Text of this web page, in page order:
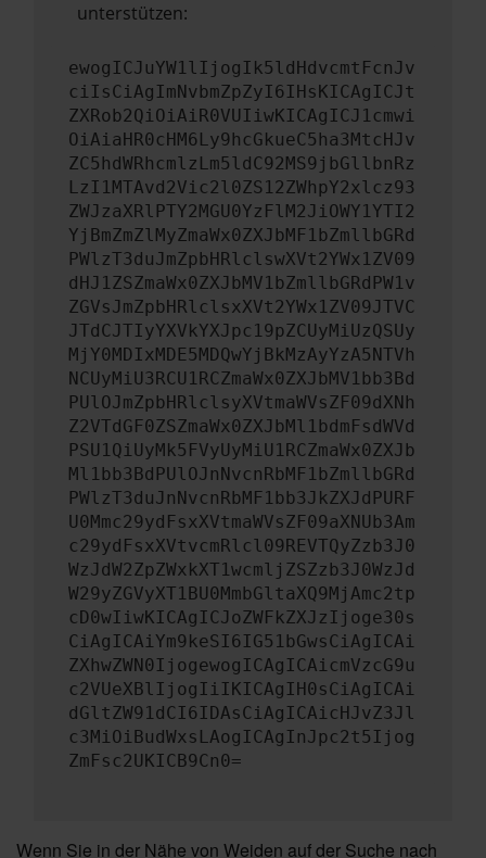
unterstützen:
ewogICJuYW1lIjogIk5ldHdvcmtFcnJv
ciIsCiAgImNvbmZpZyI6IHsKICAgICJt
ZXRob2QiOiAiR0VUIiwKICAgICJ1cmwi
OiAiaHR0cHM6Ly9hcGkueC5ha3MtcHJv
ZC5hdWRhcmlzLm5ldC92MS9jbGllbnRz
LzI1MTAvd2Vic2l0ZS12ZWhpY2xlcz93
ZWJzaXRlPTY2MGU0YzFlM2JiOWY1YTI2
YjBmZmZlMyZmaWx0ZXJbMF1bZmllbGRd
PWlzT3duJmZpbHRlclswXVt2YWx1ZV09
dHJ1ZSZmaWx0ZXJbMV1bZmllbGRdPW1v
ZGVsJmZpbHRlclsxXVt2YWx1ZV09JTVC
JTdCJTIyYXVkYXJpc19pZCUyMiUzQSUy
MjY0MDIxMDE5MDQwYjBkMzAyYzA5NTVh
NCUyMiU3RCU1RCZmaWx0ZXJbMV1bb3Bd
PUlOJmZpbHRlclsyXVtmaWVsZF09dXNh
Z2VTdGF0ZSZmaWx0ZXJbMl1bdmFsdWVd
PSU1QiUyMk5FVyUyMiU1RCZmaWx0ZXJb
Ml1bb3BdPUlOJnNvcnRbMF1bZmllbGRd
PWlzT3duJnNvcnRbMF1bb3JkZXJdPURF
U0Mmc29ydFsxXVtmaWVsZF09aXNUb3Am
c29ydFsxXVtvcmRlcl09REVTQyZzb3J0
WzJdW2ZpZWxkXT1wcmljZSZzb3J0WzJd
W29yZGVyXT1BU0MmbGltaXQ9MjAmc2tp
cD0wIiwKICAgICJoZWFkZXJzIjoge30s
CiAgICAiYm9keSI6IG51bGwsCiAgICAi
ZXhwZWN0IjogewogICAgICAicmVzcG9u
c2VUeXBlIjogIiIKICAgIH0sCiAgICAi
dGltZW91dCI6IDAsCiAgICAicHJvZ3Jl
c3MiOiBudWxsLAogICAgInJpc2t5Ijog
ZmFsc2UKICB9Cn0=
Wenn Sie in der Nähe von Weiden auf der Suche nach